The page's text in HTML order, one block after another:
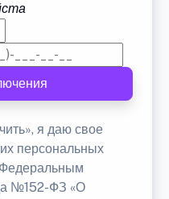
я даю свое
персональных
Федеральным
№152-ФЗ «О